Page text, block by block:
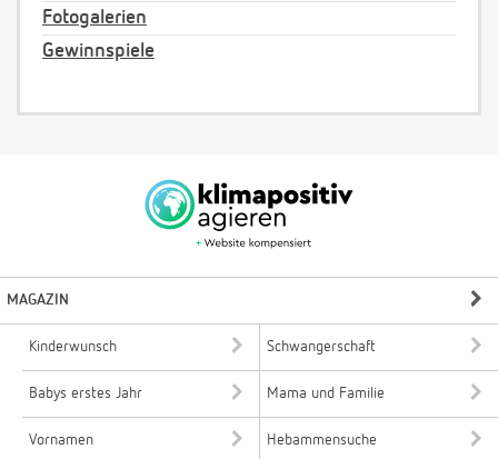
Fotogalerien
Gewinnspiele
MAGAZIN
Kinderwunsch Schwangerschaft
Babys erstes Jahr Mama und Familie
Vornamen Hebammensuche